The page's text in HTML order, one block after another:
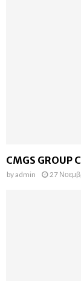
CMGS GROUP
byadmin 27